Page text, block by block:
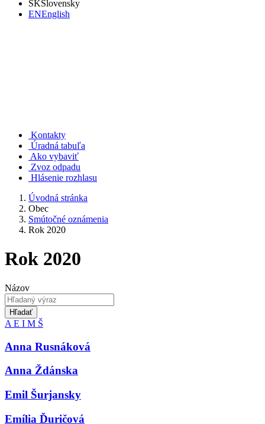
SKSlovensky
ENEnglish
Kontakty
Úradná tabuľa
Ako vybaviť
Zvoz odpadu
Hlásenie rozhlasu
Úvodná stránka
Obec
Smútočné oznámenia
Rok 2020
Rok 2020
Názov
Hľadať
A E I M Š
Anna Rusnáková
Anna Ždánska
Emil Šurjansky
Emília Ďuričová